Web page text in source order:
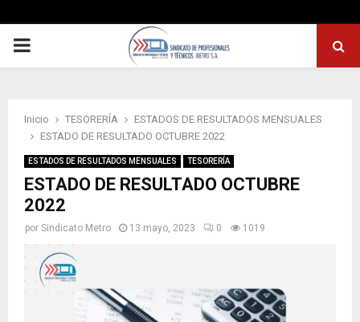
PRIMARY
Inicio TESORERÍA
ESTADOS DE RESULTADOS MENSUALES
ESTADO DE RESULTADO OCTUBRE 2022
ESTADOS DE RESULTADOS MENSUALES TESORERÍA
ESTADO DE RESULTADO OCTUBRE
2022
por Sindicato Metro 13 mayo, 2023 0 1019